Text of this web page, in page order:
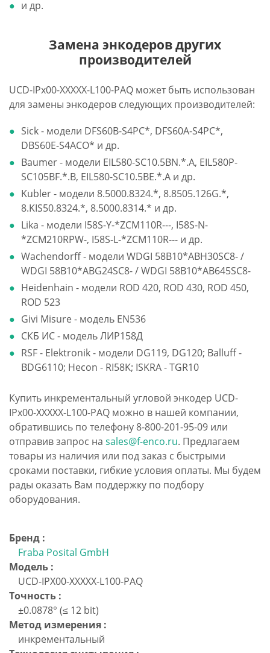
и др.
Замена энкодеров других
производителей
UCD-IPx00-XXXXX-L100-PAQ может быть использован
для замены энкодеров следующих производителей:
Sick - модели DFS60B-S4PC*, DFS60A-S4PC*,
DBS60E-S4ACO* и др.
Baumer - модели EIL580-SC10.5BN.*.A, EIL580P-
SC105BF.*.B, EIL580-SC10.5BE.*.A и др.
Kubler - модели 8.5000.8324.*, 8.8505.126G.*,
8.KIS50.8324.*, 8.5000.8314.* и др.
Lika - модели I58S-Y-*ZCM110R---, I58S-N-
*ZCM210RPW-, I58S-L-*ZCM110R--- и др.
Wachendorff - модели WDGI 58B10*ABH30SC8- /
WDGI 58B10*ABG24SC8- / WDGI 58B10*AB645SC8-
Heidenhain - модели ROD 420, ROD 430, ROD 450,
ROD 523
Givi Misure - модель EN536
СКБ ИС - модель ЛИР158Д
RSF - Elektronik - модели DG119, DG120; Balluff -
BDG6110; Hecon - RI58K; ISKRA - TGR10
Купить инкрементальный угловой энкодер UCD-
IPx00-XXXXX-L100-PAQ можно в нашей компании,
обратившись по телефону 8-800-201-95-09 или
отправив запрос на sales@f-enco.ru. Предлагаем
товары из наличия или под заказ с быстрыми
сроками поставки, гибкие условия оплаты. Мы будем
рады оказать Вам поддержку по подбору
оборудования.
Бренд :
Fraba Posital GmbH
Модель :
UCD-IPX00-XXXXX-L100-PAQ
Точность :
±0.0878° (≤ 12 bit)
Метод измерения :
инкрементальный